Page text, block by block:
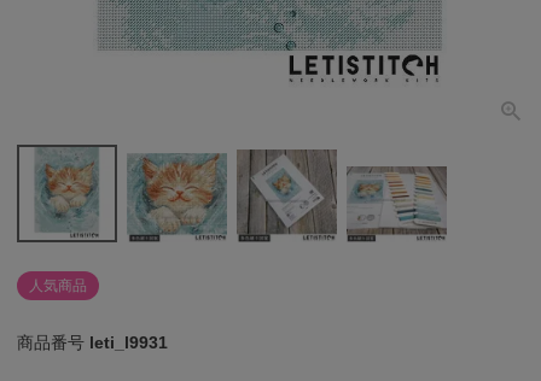
人気商品
商品番号 leti_l9931